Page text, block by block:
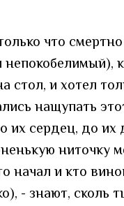
что
стол, и хотел
нащупать
их сердец, до их
ниточку
начал и кто
- знают, сколь